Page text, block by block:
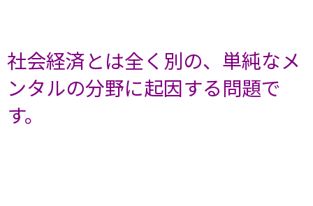
社会経済とは全く別の、単純なメ
ンタルの分野に起因する問題で
す。